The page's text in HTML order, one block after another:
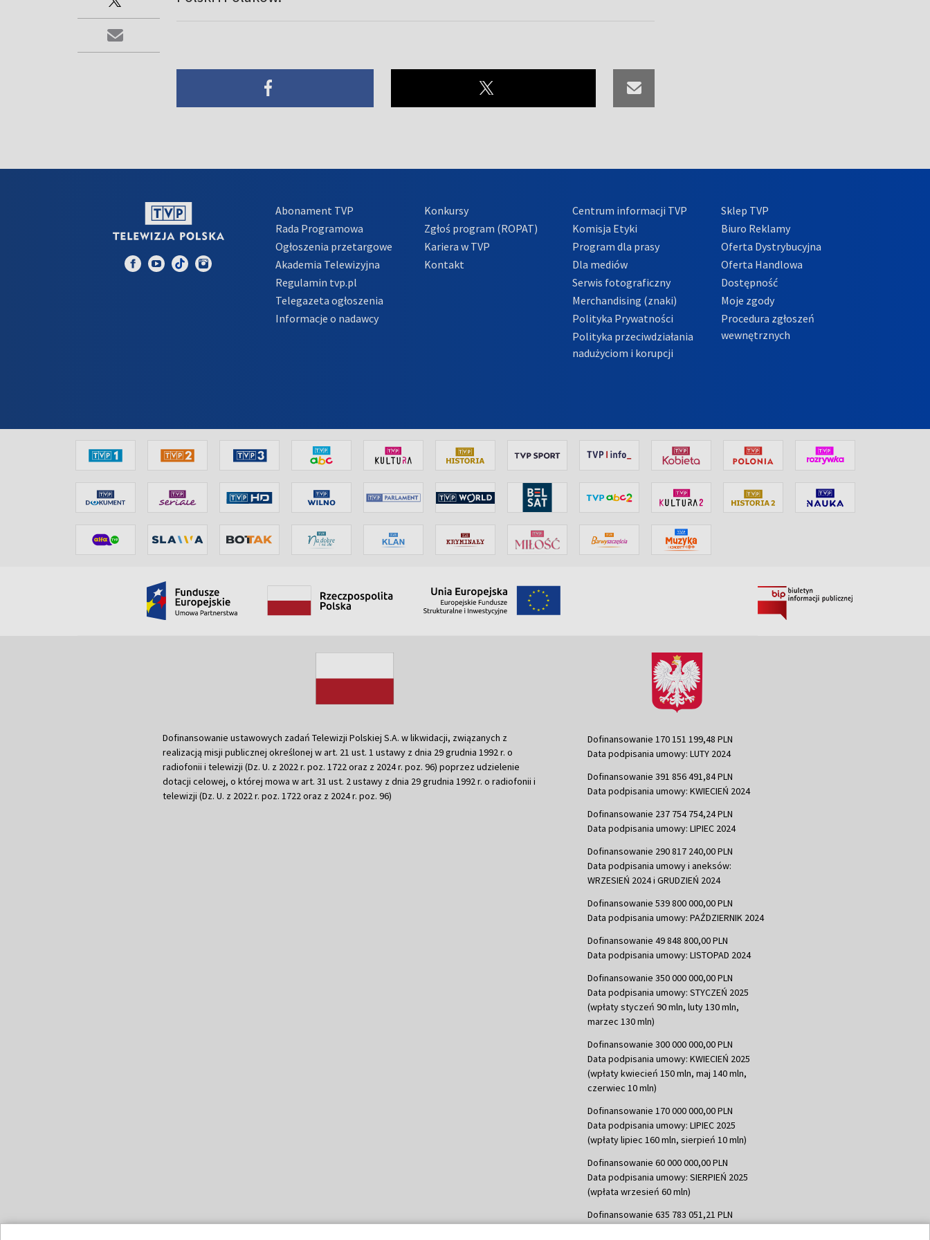
Abonament TVP
Rada Programowa
Ogłoszenia przetargowe
Akademia Telewizyjna
Regulamin tvp.pl
Telegazeta ogłoszenia
Informacje o nadawcy
Konkursy
Zgłoś program (ROPAT)
Kariera w TVP
Kontakt
Centrum informacji TVP
Komisja Etyki
Program dla prasy
Dla mediów
Serwis fotograficzny
Merchandising (znaki)
Polityka Prywatności
Polityka przeciwdziałania
nadużyciom i korupcji
Sklep TVP
Biuro Reklamy
Oferta Dystrybucyjna
Oferta Handlowa
Dostępność
Moje zgody
Procedura zgłoszeń
wewnętrznych
Dofinansowanie ustawowych zadań Telewizji Polskiej S.A. w likwidacji, związanych z
realizacją misji publicznej określonej w art. 21 ust. 1 ustawy z dnia 29 grudnia 1992 r. o
radiofonii i telewizji (Dz. U. z 2022 r. poz. 1722 oraz z 2024 r. poz. 96) poprzez udzielenie
dotacji celowej, o której mowa w art. 31 ust. 2 ustawy z dnia 29 grudnia 1992 r. o radiofonii i
telewizji (Dz. U. z 2022 r. poz. 1722 oraz z 2024 r. poz. 96)
Dofinansowanie 170 151 199,48 PLN
Data podpisania umowy: LUTY 2024
Dofinansowanie 391 856 491,84 PLN
Data podpisania umowy: KWIECIEŃ 2024
Dofinansowanie 237 754 754,24 PLN
Data podpisania umowy: LIPIEC 2024
Dofinansowanie 290 817 240,00 PLN
Data podpisania umowy i aneksów:
WRZESIEŃ 2024 i GRUDZIEŃ 2024
Dofinansowanie 539 800 000,00 PLN
Data podpisania umowy: PAŹDZIERNIK 2024
Dofinansowanie 49 848 800,00 PLN
Data podpisania umowy: LISTOPAD 2024
Dofinansowanie 350 000 000,00 PLN
Data podpisania umowy: STYCZEŃ 2025
(wpłaty styczeń 90 mln, luty 130 mln,
marzec 130 mln)
Dofinansowanie 300 000 000,00 PLN
Data podpisania umowy: KWIECIEŃ 2025
(wpłaty kwiecień 150 mln, maj 140 mln,
czerwiec 10 mln)
Dofinansowanie 170 000 000,00 PLN
Data podpisania umowy: LIPIEC 2025
(wpłaty lipiec 160 mln, sierpień 10 mln)
Dofinansowanie 60 000 000,00 PLN
Data podpisania umowy: SIERPIEŃ 2025
(wpłata wrzesień 60 mln)
Dofinansowanie 635 783 051,21 PLN